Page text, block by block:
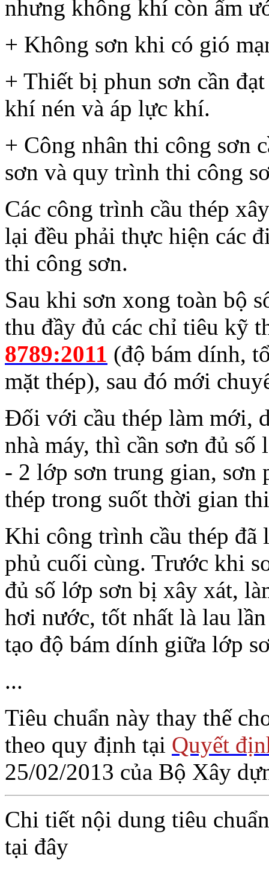
nhưng không khí còn ẩm
+ Không sơn khi có gió
+ Thiết bị phun sơn cần
khí nén và áp lực khí.
+ Công nhân thi công sơn
sơn và quy trình thi công
Các công trình cầu thép
lại đều phải thực hiện các
thi công sơn.
Sau khi sơn xong toàn bộ
thu đầy đủ các chỉ tiêu kỹ
8789:2011 (độ bám dính,
mặt thép), sau đó mới
Đối với cầu thép làm mới,
nhà máy, thì cần sơn đủ
- 2 lớp sơn trung gian, sơn
thép trong suốt thời gian
Khi công trình cầu thép đã
phủ cuối cùng. Trước khi
đủ số lớp sơn bị xây xát,
hơi nước, tốt nhất là lau
tạo độ bám dính giữa lớp
...
Tiêu chuẩn này thay thế
theo quy định tại Quyết
25/02/2013 của Bộ Xây
Chi tiết nội dung tiêu
tại đây